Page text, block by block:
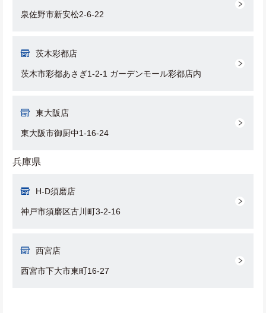
泉佐野市新安松2-6-22
茨木彩都店
茨木市彩都あさぎ1-2-1 ガーデンモール彩都店内
東大阪店
東大阪市御厨中1-16-24
兵庫県
H-D須磨店
神戸市須磨区古川町3-2-16
西宮店
西宮市下大市東町16-27